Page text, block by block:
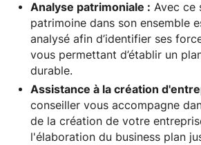
Analyse patrimoniale : Avec ce
patrimoine dans son ensemble
analysé afin d’identifier ses
vous permettant d’établir un
durable.
Assistance à la création
conseiller vous accompagne
de la création de votre
l'élaboration du business plan